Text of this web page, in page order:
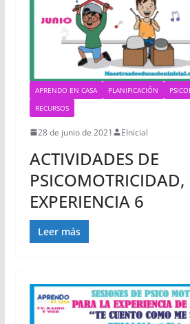
APRENDO EN CASA PLANIFICACIÓN
RECURSOS
28 de junio de 2021 EInicial
ACTIVIDADES DE
PSICOMOTRICIDAD,
EXPERIENCIA 6
Leer más